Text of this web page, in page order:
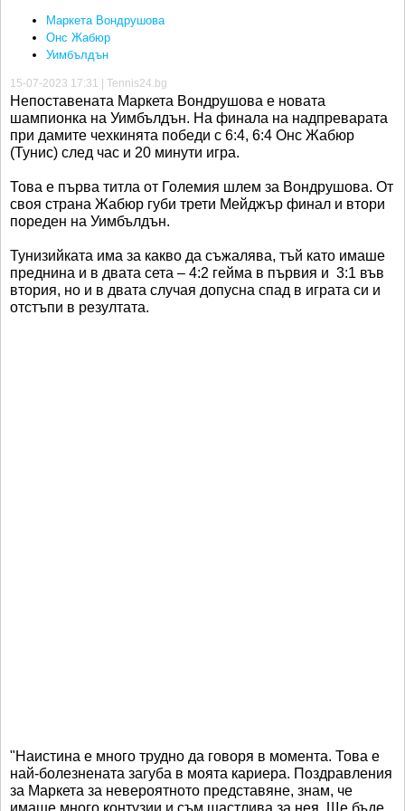
Маркета Вондрушова
Онс Жабюр
Уимбълдън
15-07-2023 17:31 | Tennis24.bg
Непоставената Маркета Вондрушова е новата
шампионка на Уимбълдън. На финала на надпреварата
при дамите чехкинята победи с 6:4, 6:4 Онс Жабюр
(Тунис) след час и 20 минути игра.
Това е първа титла от Големия шлем за Вондрушова. От
своя страна Жабюр губи трети Мейджър финал и втори
пореден на Уимбълдън.
Тунизийката има за какво да съжалява, тъй като имаше
преднина и в двата сета – 4:2 гейма в първия и 3:1 във
втория, но и в двата случая допусна спад в играта си и
отстъпи в резултата.
"Наистина е много трудно да говоря в момента. Това е
най-болезнената загуба в моята кариера. Поздравления
за Маркета за невероятното представяне, знам, че
имаше много контузии и съм щастлива за нея. Ще бъде